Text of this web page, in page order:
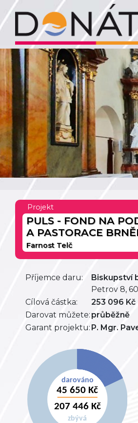
Projekt
PULS - FOND NA
A PASTORACE
Farnost Telč
Příjemce daru:
Biskupství
Petrov 8,
Cílová částka:
253 096 Kč
Darovat můžete: průběžně
Garant projektu: P. Mgr.